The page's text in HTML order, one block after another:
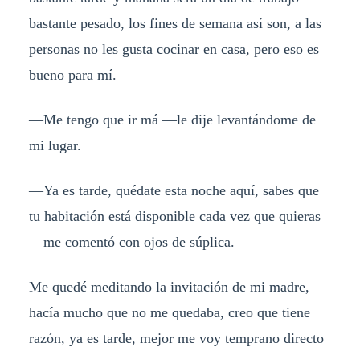
bastante pesado, los fines de semana así son, a las
personas no les gusta cocinar en casa, pero eso es
bueno para mí.
—Me tengo que ir má —le dije levantándome de
mi lugar.
—Ya es tarde, quédate esta noche aquí, sabes que
tu habitación está disponible cada vez que quieras
—me comentó con ojos de súplica.
Me quedé meditando la invitación de mi madre,
hacía mucho que no me quedaba, creo que tiene
razón, ya es tarde, mejor me voy temprano directo